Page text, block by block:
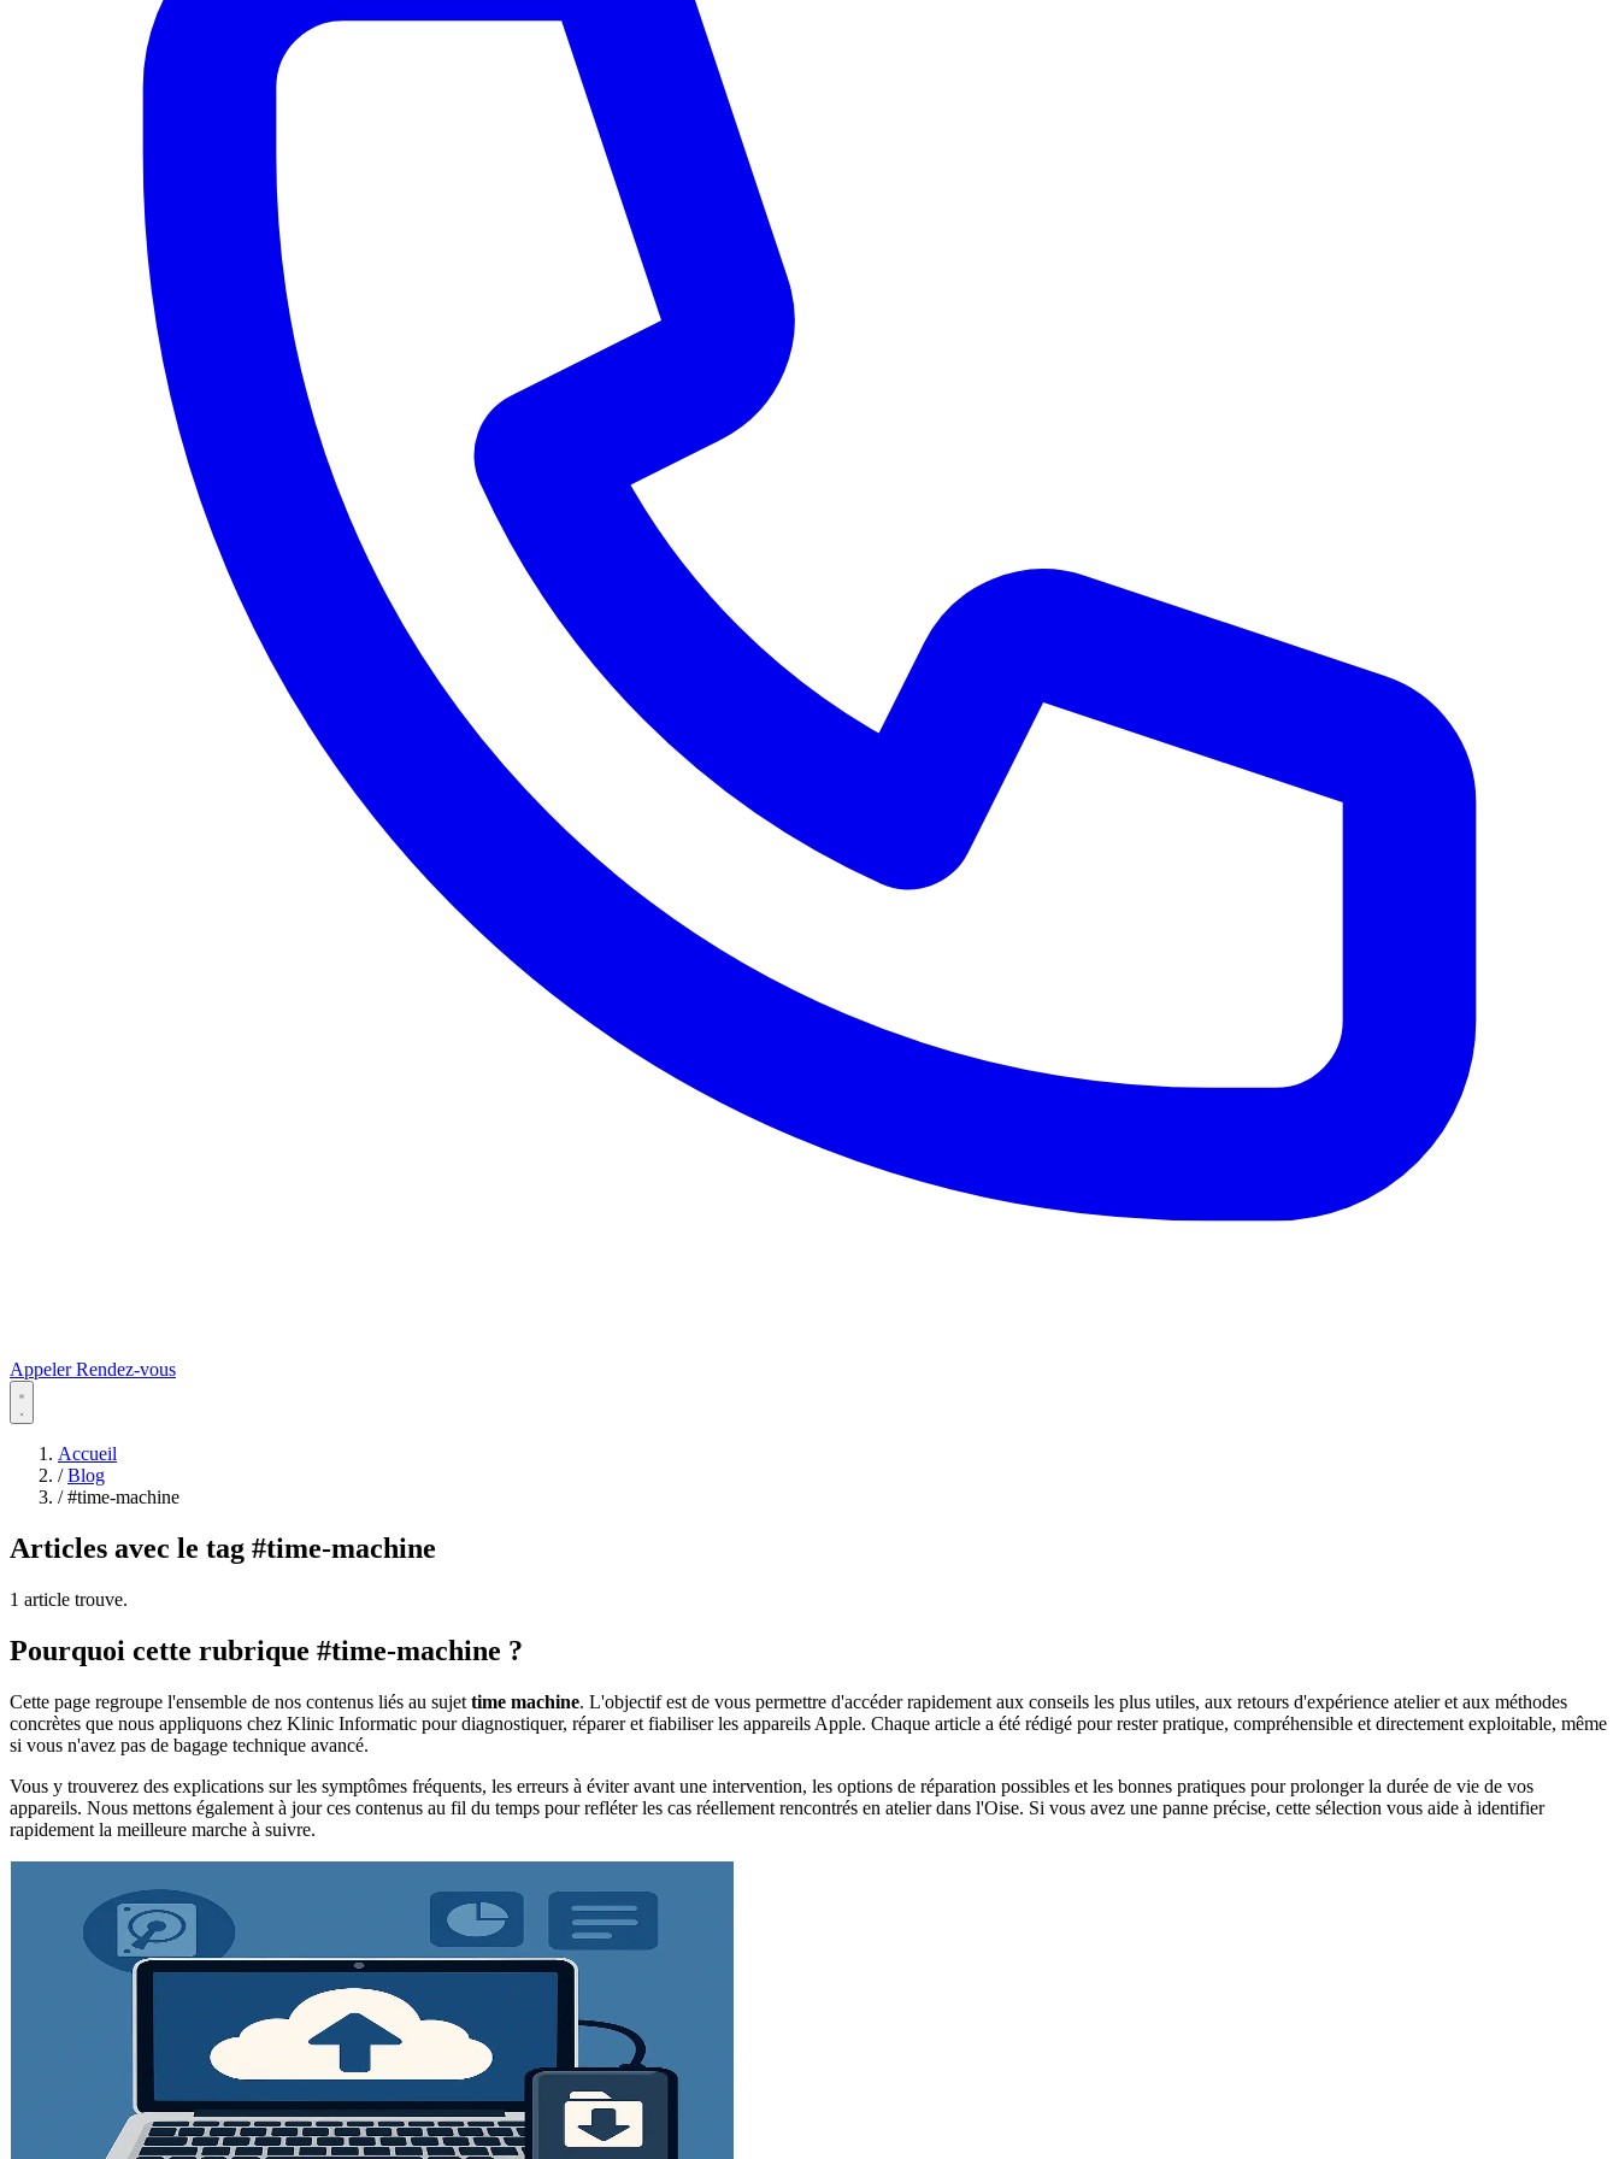
AppelerRendez-vous
Accueil
/ Blog
/ #time-machine
Articles avec le tag #time-machine
1 article trouve.
Pourquoi cette rubrique #time-machine ?
Cette page regroupe l'ensemble de nos contenus liés au sujet time machine. L'objectif est de vous permettre d'accéder rapidement aux conseils les plus utiles, aux retours d'expérience atelier et aux méthodes
concrètes que nous appliquons chez Klinic Informatic pour diagnostiquer, réparer et fiabiliser les appareils Apple. Chaque article a été rédigé pour rester pratique, compréhensible et directement exploitable, même
si vous n'avez pas de bagage technique avancé.
Vous y trouverez des explications sur les symptômes fréquents, les erreurs à éviter avant une intervention, les options de réparation possibles et les bonnes pratiques pour prolonger la durée de vie de vos
appareils. Nous mettons également à jour ces contenus au fil du temps pour refléter les cas réellement rencontrés en atelier dans l'Oise. Si vous avez une panne précise, cette sélection vous aide à identifier
rapidement la meilleure marche à suivre.